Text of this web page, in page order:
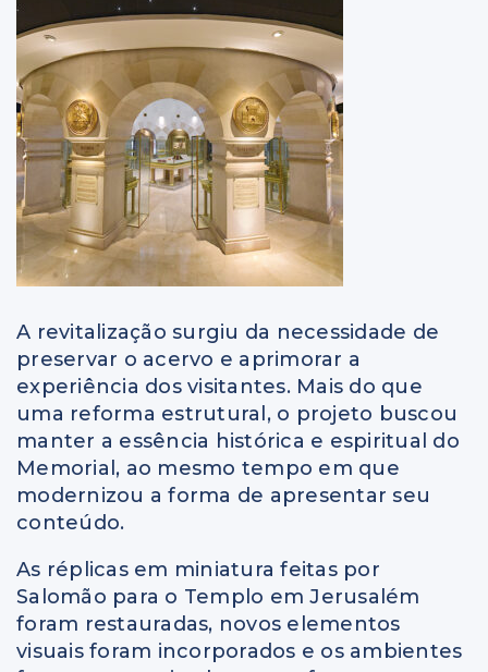
A revitalização surgiu da necessidade de
preservar o acervo e aprimorar a
experiência dos visitantes. Mais do que
uma reforma estrutural, o projeto buscou
manter a essência histórica e espiritual do
Memorial, ao mesmo tempo em que
modernizou a forma de apresentar seu
conteúdo.
As réplicas em miniatura feitas por
Salomão para o Templo em Jerusalém
foram restauradas, novos elementos
visuais foram incorporados e os ambientes